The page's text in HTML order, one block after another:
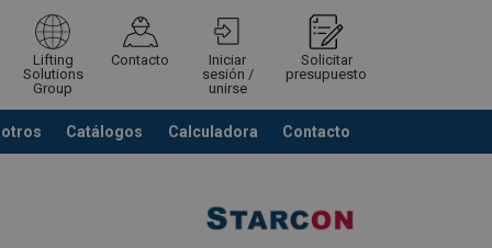
Lifting
Solutions
Group
Contacto
Iniciar
sesión /
unirse
Solicitar
presupuesto
Catálogos Calculadora Contacto
Cerrar Ver listado cotización